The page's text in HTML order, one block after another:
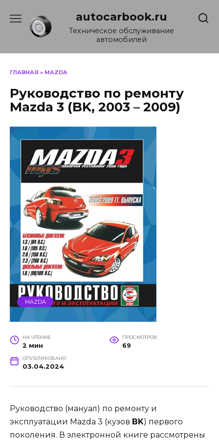
содержанию
autocarbook.ru
Техническое обслуживание
автомобилей
ГЛАВНАЯ » MAZDA
Руководство по ремонту
Mazda 3 (BK, 2003 – 2009)
MAZDA
НА ЧТЕНИЕ
2 мин
ПРОСМОТРОВ
69
ОПУБЛИКОВАНО
03.04.2024
Руководство (мануал) по ремонту и
эксплуатации Mazda 3 (кузов BK) первого
поколения. В электронной книге рассмотрены